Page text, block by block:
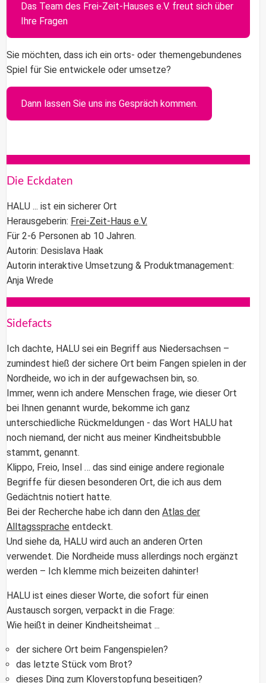
Das Team des Frei-Zeit-Hauses e.V. freut sich über
Ihre Fragen
Sie möchten, dass ich ein orts- oder themengebundenes
Spiel für Sie entwickele oder umsetze?
Dann lassen Sie uns ins Gespräch kommen.
Die Eckdaten
HALU ... ist ein sicherer Ort
Herausgeberin: Frei-Zeit-Haus e.V.
Für 2-6 Personen ab 10 Jahren.
Autorin: Desislava Haak
Autorin interaktive Umsetzung & Produktmanagement:
Anja Wrede
Sidefacts
Ich dachte, HALU sei ein Begriff aus Niedersachsen –
zumindest hieß der sichere Ort beim Fangen spielen in der
Nordheide, wo ich in der aufgewachsen bin, so.
Immer, wenn ich andere Menschen frage, wie dieser Ort
bei Ihnen genannt wurde, bekomme ich ganz
unterschiedliche Rückmeldungen - das Wort HALU hat
noch niemand, der nicht aus meiner Kindheitsbubble
stammt, genannt.
Klippo, Freio, Insel … das sind einige andere regionale
Begriffe für diesen besonderen Ort, die ich aus dem
Gedächtnis notiert hatte.
Bei der Recherche habe ich dann den Atlas der
Alltagssprache entdeckt.
Und siehe da, HALU wird auch an anderen Orten
verwendet. Die Nordheide muss allerdings noch ergänzt
werden – Ich klemme mich beizeiten dahinter!
HALU ist eines dieser Worte, die sofort für einen
Austausch sorgen, verpackt in die Frage:
Wie heißt in deiner Kindheitsheimat ...
der sichere Ort beim Fangenspielen?
das letzte Stück vom Brot?
dieses Ding zum Kloverstopfung beseitigen?